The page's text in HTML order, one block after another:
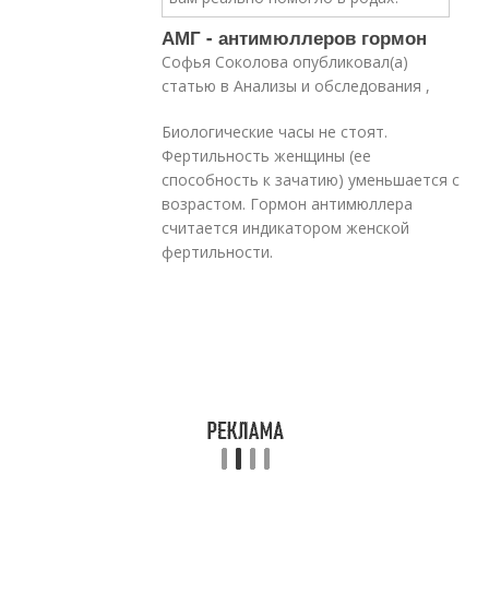
АМГ - антимюллеров гормон
Софья Соколова опубликовал(а)
статью в Анализы и обследования ,
Биологические часы не стоят.
Фертильность женщины (ее
способность к зачатию) уменьшается с
возрастом. Гормон антимюллера
считается индикатором женской
фертильности.